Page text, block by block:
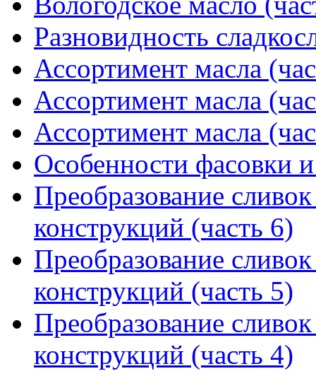
Разновидность
Ассортимент масла
Ассортимент масла
Ассортимент масла
Особенности фасовки
Преобразование
конструкций (часть 6)
Преобразование
конструкций (часть 5)
Преобразование
конструкций (часть 4)